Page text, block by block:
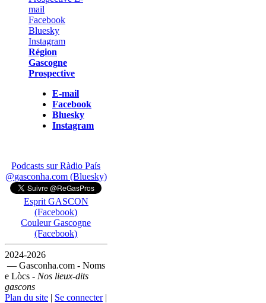
Région
Gascogne
Prospective
E-mail
Facebook
Bluesky
Instagram
Podcasts sur Ràdio País
@gasconha.com (Bluesky)
Esprit GASCON
(Facebook)
Couleur Gascogne
(Facebook)
2024-2026
— Gasconha.com - Noms
e Lòcs - Nos lieux-dits
gascons
Plan du site | Se connecter|